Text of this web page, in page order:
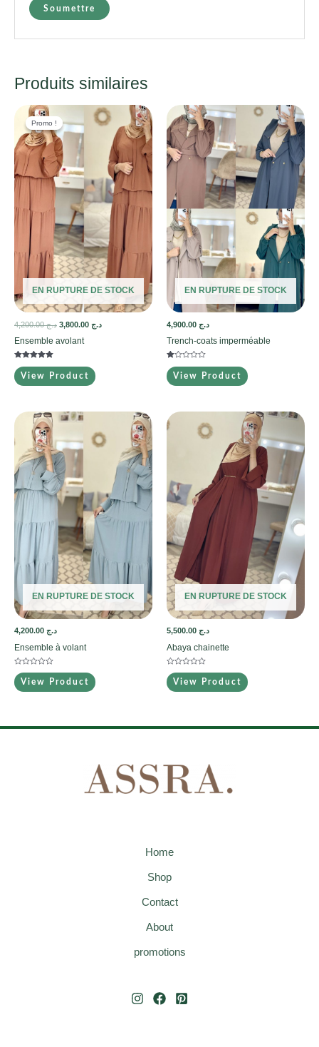
Produits similaires
Promo !
EN RUPTURE DE STOCK
Promo !
د.ج4,200.00 د.ج
Ensemble avolant
Note
5.00
sur 5
View Product
EN RUPTURE DE STOCK
د.ج
Trench-coats imperméable
Note
1.00
surView Product
EN RUPTURE DE STOCK
د.ج
Ensemble à volant
Note
0
surView Product
EN RUPTURE DE STOCK
د.ج
Abaya chainette
Note
0
surView Product
Home
Shop
Contact
About
promotions